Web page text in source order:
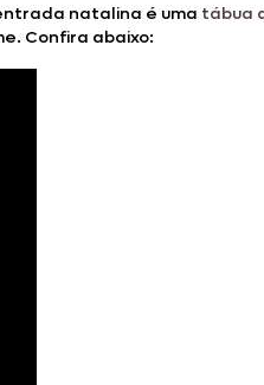
natalina é uma tábua
Confira abaixo: